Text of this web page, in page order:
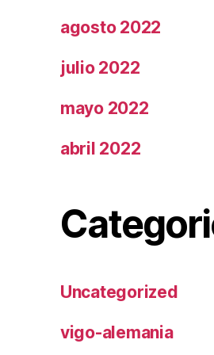
agosto 2022
julio 2022
mayo 2022
abril 2022
Uncategorized
vigo-alemania